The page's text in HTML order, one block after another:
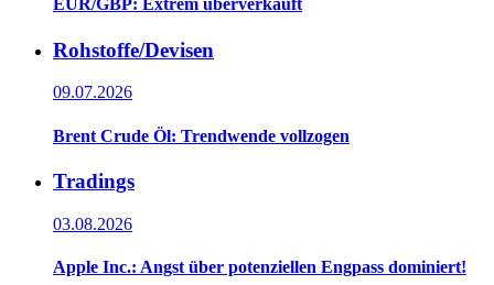
EUR/GBP: Extrem überverkauft
Rohstoffe/Devisen
09.07.2026
Brent Crude Öl: Trendwende vollzogen
Tradings
03.08.2026
Apple Inc.: Angst über potenziellen Engpass dominiert!